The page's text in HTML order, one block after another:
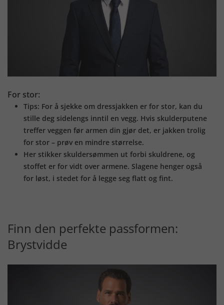
For stor:
Tips: For å sjekke om dressjakken er for stor, kan du
stille deg sidelengs inntil en vegg. Hvis skulderputene
treffer veggen før armen din gjør det, er jakken trolig
for stor – prøv en mindre størrelse.
Her stikker skuldersømmen ut forbi skuldrene, og
stoffet er for vidt over armene. Slagene henger også
for løst, i stedet for å legge seg flatt og fint.
Finn den perfekte passformen:
Brystvidde